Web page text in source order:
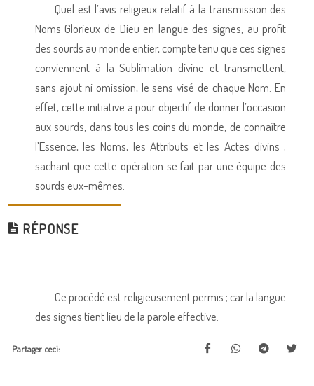
Quel est l’avis religieux relatif à la transmission des
Noms Glorieux de Dieu en langue des signes, au profit
des sourds au monde entier, compte tenu que ces signes
conviennent à la Sublimation divine et transmettent,
sans ajout ni omission, le sens visé de chaque Nom. En
effet, cette initiative a pour objectif de donner l’occasion
aux sourds, dans tous les coins du monde, de connaître
l’Essence, les Noms, les Attributs et les Actes divins ;
sachant que cette opération se fait par une équipe des
sourds eux-mêmes.
RÉPONSE
Ce procédé est religieusement permis ; car la langue
des signes tient lieu de la parole effective.
Partager ceci: